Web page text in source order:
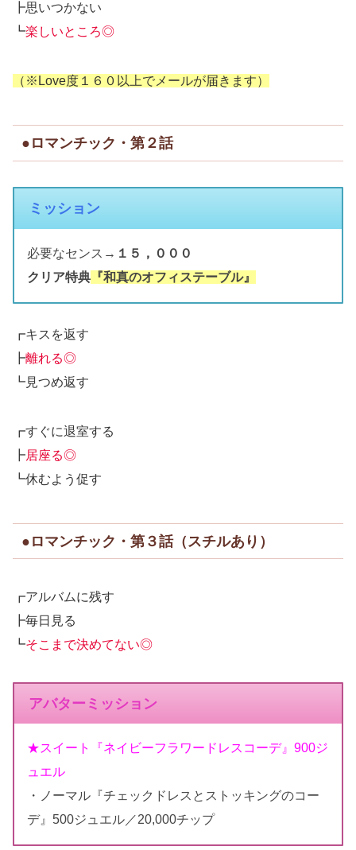
┣思いつかない
┗楽しいところ◎
（※Love度１６０以上でメールが届きます）
●ロマンチック・第２話
ミッション
必要なセンス→ １５，０００
クリア特典 『和真のオフィステーブル』
┏キスを返す
┣離れる◎
┗見つめ返す
┏すぐに退室する
┣居座る◎
┗休むよう促す
●ロマンチック・第３話（スチルあり）
┏アルバムに残す
┣毎日見る
┗そこまで決めてない◎
アバターミッション
★スイート『ネイビーフラワードレスコーデ』900ジ
ュエル
・ノーマル『チェックドレスとストッキングのコー
デ』500ジュエル／20,000チップ